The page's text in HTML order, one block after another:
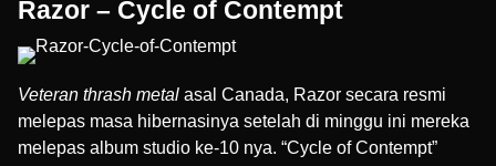
Razor – Cycle of Contempt
Veteran thrash metal asal Canada, Razor secara resmi
melepas masa hibernasinya setelah di minggu ini mereka
melepas album studio ke-10 nya. “Cycle of Contempt”